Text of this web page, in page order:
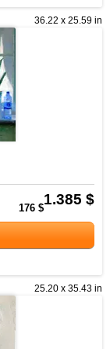
36.22 x 25.59 in
1.385 $
176 $
25.20 x 35.43 in